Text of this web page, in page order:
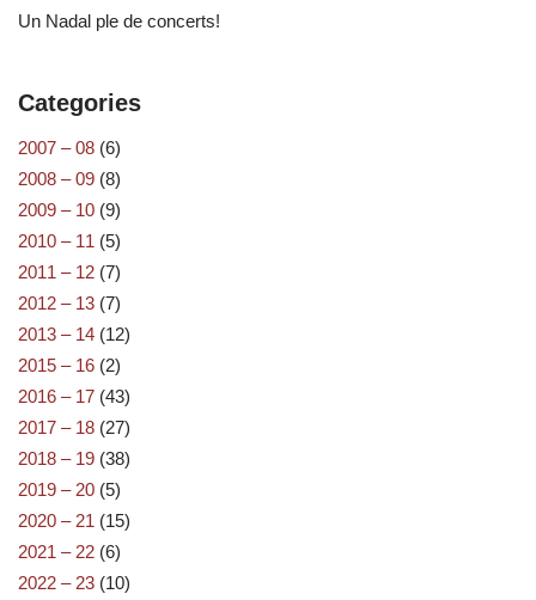
Un Nadal ple de concerts!
Categories
2007 – 08 (6)
2008 – 09 (8)
2009 – 10 (9)
2010 – 11 (5)
2011 – 12 (7)
2012 – 13 (7)
2013 – 14 (12)
2015 – 16 (2)
2016 – 17 (43)
2017 – 18 (27)
2018 – 19 (38)
2019 – 20 (5)
2020 – 21 (15)
2021 – 22 (6)
2022 – 23 (10)